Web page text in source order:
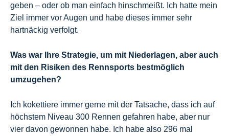
geben – oder ob man einfach hinschmeißt. Ich hatte mein
Ziel immer vor Augen und habe dieses immer sehr
hartnäckig verfolgt.
Was war Ihre Strategie, um mit Niederlagen, aber auch
mit den Risiken des Rennsports bestmöglich
umzugehen?
Ich kokettiere immer gerne mit der Tatsache, dass ich auf
höchstem Niveau 300 Rennen gefahren habe, aber nur
vier davon gewonnen habe. Ich habe also 296 mal